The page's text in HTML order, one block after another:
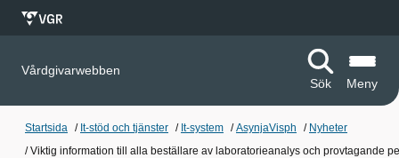
Vårdgivarwebben
Sök
Meny
Startsida / It-stöd och tjänster / It-system /AsynjaVisph / Nyheter
/Viktig information till alla beställare av laboratorieanalys och provtagande